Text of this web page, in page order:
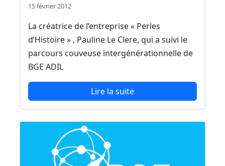
15 février 2012
La créatrice de l’entreprise « Perles
d’Histoire » , Pauline Le Clere, qui a suivi le
parcours couveuse intergénérationnelle de
BGE ADIL
Lire la suite